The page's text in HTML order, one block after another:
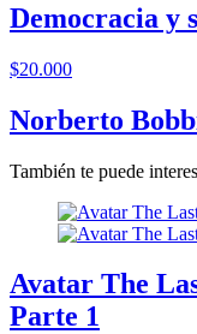
Democracia y
$20.000
Norberto
También te puede
Avatar The
Parte 1